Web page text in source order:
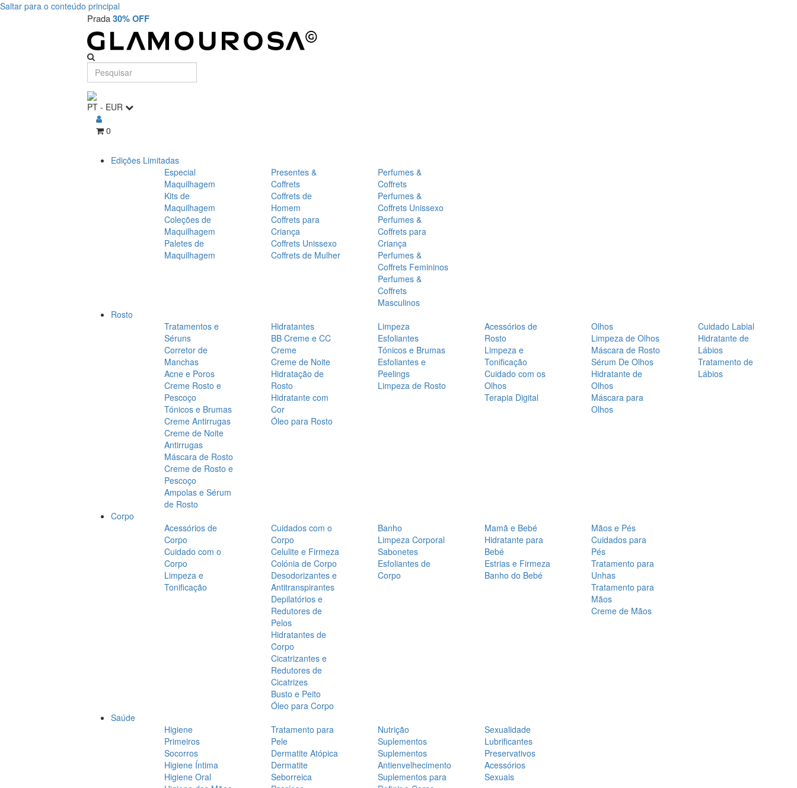
Saltar para o conteúdo principal
Prada30% OFF
PT - EUR
0
Edições Limitadas
Especial
Maquilhagem
Kits de
Maquilhagem
Coleções de
Maquilhagem
Paletes de
Maquilhagem
Presentes &
Coffrets
Coffrets de
Homem
Coffrets para
Criança
Coffrets Unissexo
Coffrets de Mulher
Perfumes &
Coffrets
Perfumes &
Coffrets Unissexo
Perfumes &
Coffrets para
Criança
Perfumes &
Coffrets Femininos
Perfumes &
Coffrets
Masculinos
Rosto
Tratamentos e
Séruns
Corretor de
Manchas
Acne e Poros
Creme Rosto e
Pescoço
Tónicos e Brumas
Creme Antirrugas
Creme de Noite
Antirrugas
Máscara de Rosto
Creme de Rosto e
Pescoço
Ampolas e Sérum
de Rosto
Hidratantes
BB Creme e CC
Creme
Creme de Noite
Hidratação de
Rosto
Hidratante com
Cor
Óleo para Rosto
Limpeza
Esfoliantes
Tónicos e Brumas
Esfoliantes e
Peelings
Limpeza de Rosto
Acessórios de
Rosto
Limpeza e
Tonificação
Cuidado com os
Olhos
Terapia Digital
Olhos
Limpeza de Olhos
Máscara de Rosto
Sérum De Olhos
Hidratante de
Olhos
Máscara para
Olhos
Cuidado Labial
Hidratante de
Lábios
Tratamento de
Lábios
Corpo
Acessórios de
Corpo
Cuidado com o
Corpo
Limpeza e
Tonificação
Cuidados com o
Corpo
Celulite e Firmeza
Colónia de Corpo
Desodorizantes e
Antitranspirantes
Depilatórios e
Redutores de
Pelos
Hidratantes de
Corpo
Cicatrizantes e
Redutores de
Cicatrizes
Busto e Peito
Óleo para Corpo
Banho
Limpeza Corporal
Sabonetes
Esfoliantes de
Corpo
Mamã e Bebé
Hidratante para
Bebé
Estrias e Firmeza
Banho do Bebé
Mãos e Pés
Cuidados para
Pés
Tratamento para
Unhas
Tratamento para
Mãos
Creme de Mãos
Saúde
Higiene
Primeiros
Socorros
Higiene Íntima
Higiene Oral
Tratamento para
Pele
Dermatite Atópica
Dermatite
Seborreica
Nutrição
Suplementos
Suplementos
Antienvelhecimento
Suplementos para
Sexualidade
Lubrificantes
Preservativos
Acessórios
Sexuais